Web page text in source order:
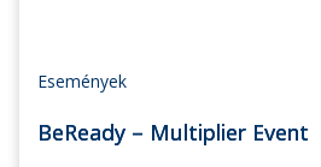
Események
BeReady – Multiplier Event